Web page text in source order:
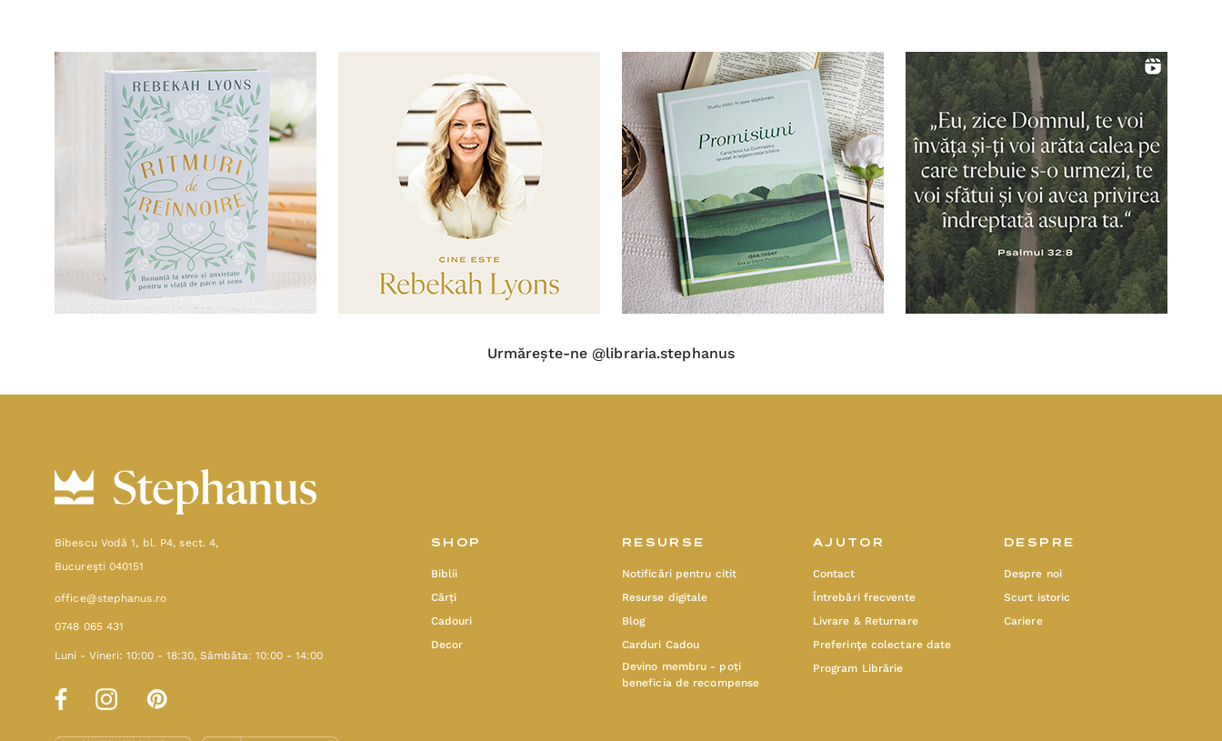
Urmărește-ne @libraria.stephanus
Bibescu Vodă 1, bl. P4, sect. 4,
Bucureşti 040151
office@stephanus.ro
0748 065 431
Luni - Vineri: 10:00 - 18:30, Sâmbăta: 10:00 - 14:00
SHOP
Biblii
Cărți
Cadouri
Decor
RESURSE
Notificări pentru citit
Resurse digitale
Blog
Carduri Cadou
Devino membru - poți
beneficia de recompense
AJUTOR
Contact
Întrebări frecvente
Livrare & Returnare
Preferinţe colectare date
Program Librărie
DESPRE
Despre noi
Scurt istoric
Cariere